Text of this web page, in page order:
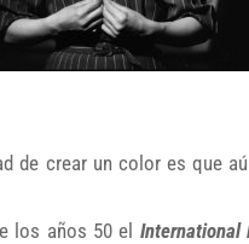
de crear un color es que
los años 50 el International